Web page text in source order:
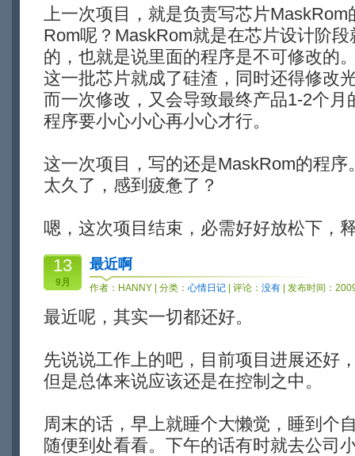
上一次项目，就是负责写芯片
Rom呢？MaskRom就是在芯片设计阶
的，也就是说里面的程序是不可修改的
这一批芯片就成了硅渣，同时还得修改
而一次修改，又会导致最终产品1-2个月
程序要小心小心再小心才行。
这一次项目，写的还是MaskRom的程
太久了，感到疲惫了？
嗯，这次项目结束，必需好好放松下，
13
9月
最近啊
作者： HANNY | 分类： 心情日记 | 评论： 没有 | 发布时间：
最近呢，其实一切都还好。
先说说工作上的吧，目前项目进展还好
但是总体来说应该还是在控制之中。
周末的话，早上就睡个大懒觉，睡到个
随便到处看看。下午的话有时就去公司